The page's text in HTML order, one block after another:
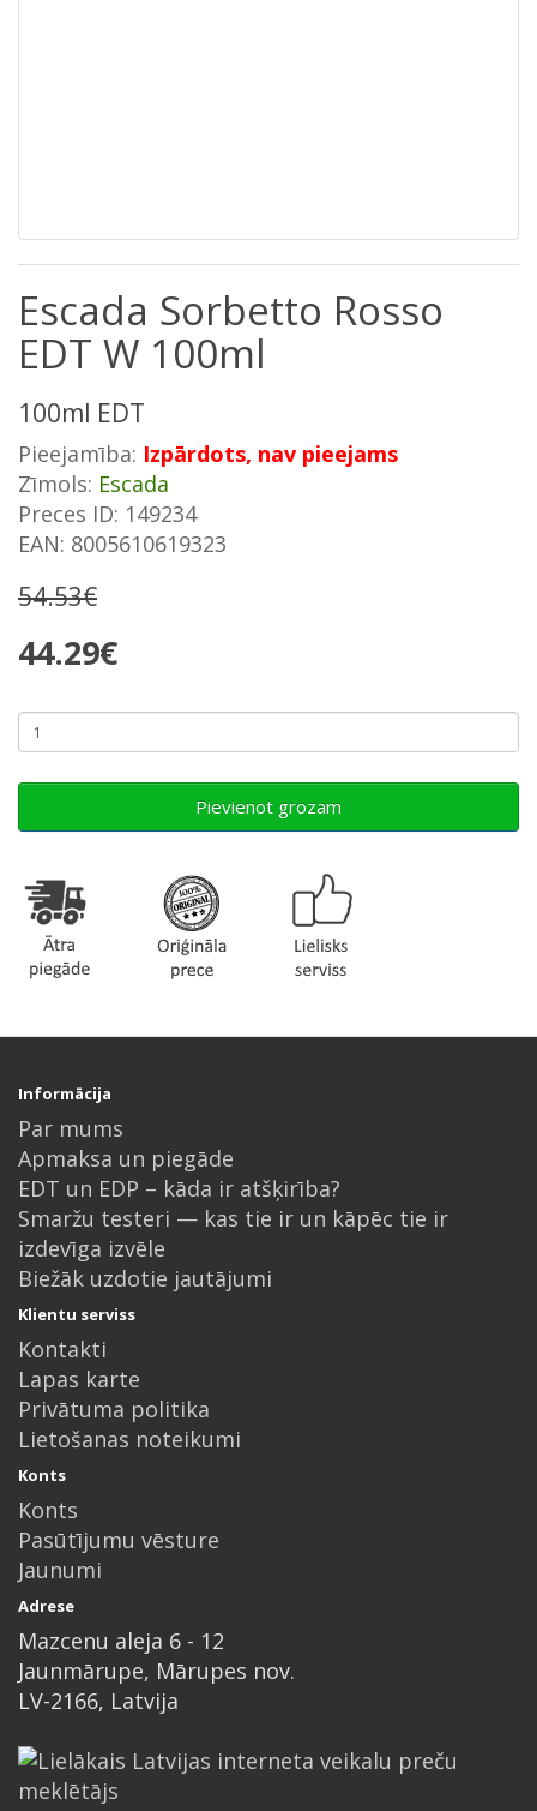
Escada Sorbetto Rosso
EDT W 100ml
100ml EDT
Pieejamība: Izpārdots, nav pieejams
Zīmols: Escada
Preces ID: 149234
EAN: 8005610619323
54.53€
44.29€
Pievienot grozam
Informācija
Par mums
Apmaksa un piegāde
EDT un EDP – kāda ir atšķirība?
Smaržu testeri — kas tie ir un kāpēc tie ir
izdevīga izvēle
Biežāk uzdotie jautājumi
Klientu serviss
Kontakti
Lapas karte
Privātuma politika
Lietošanas noteikumi
Konts
Konts
Pasūtījumu vēsture
Jaunumi
Adrese
Mazcenu aleja 6 - 12
Jaunmārupe, Mārupes nov.
LV-2166, Latvija